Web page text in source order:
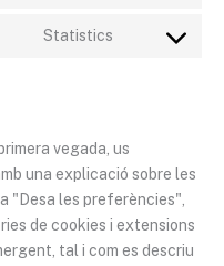
Statistics
vegada, us
una explicació sobre les
"Desa les preferències",
de cookies i extensions
tal i com es descriu